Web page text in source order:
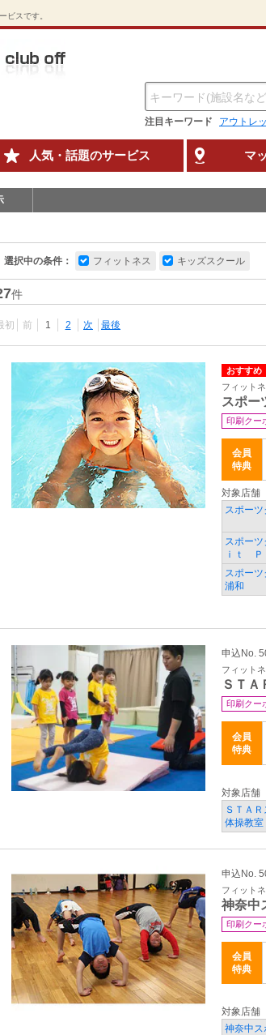
ビスです。
注目キーワード アウトレ
人気・話題のサービス マ
選択中の条件： フィットネス キッズスクール
件
初 前 1 2 次 最後
おすすめ
フィット
スポ
印刷クー
会員
特典
対象店舗
スポー
スポー
ｉｔ
スポー
浦和
申込No.
フィット
ＳＴ
印刷クー
会員
特典
対象店舗
ＳＴＡ
体操教室
申込No.
フィット
神奈中
印刷クー
会員
特典
対象店舗
神奈中ス